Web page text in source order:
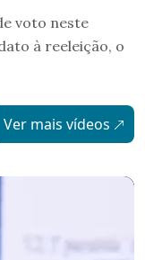
voto neste
à reeleição, o
Ver mais vídeos